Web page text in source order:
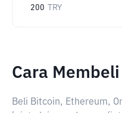
200 TRY
Cara
Beli Bitcoin, Ethereum,